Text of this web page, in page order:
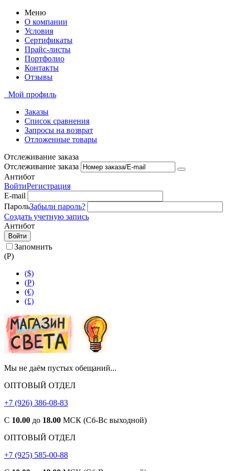
Меню
О компании
Условия
Сертификаты
Прайс-листы
Портфолио
Контакты
Отзывы
Мой профиль
Заказы
Список сравнения
Запросы на возврат
Отложенные товары
Отслеживание заказа
Отслеживание заказа
Антибот
ВойтиРегистрация
E-mail
ПарольЗабыли пароль?
Создать учетную запись
Антибот
Войти
Запомнить
(Р)
($)
(Р)
(€)
(£)
Мы не даём пустых обещаний...
ОПТОВЫЙ ОТДЕЛ
+7 (926) 386-08-83
С 10.00 до 18.00 МСК (Сб-Вс выходной)
ОПТОВЫЙ ОТДЕЛ
+7 (925) 585-00-88